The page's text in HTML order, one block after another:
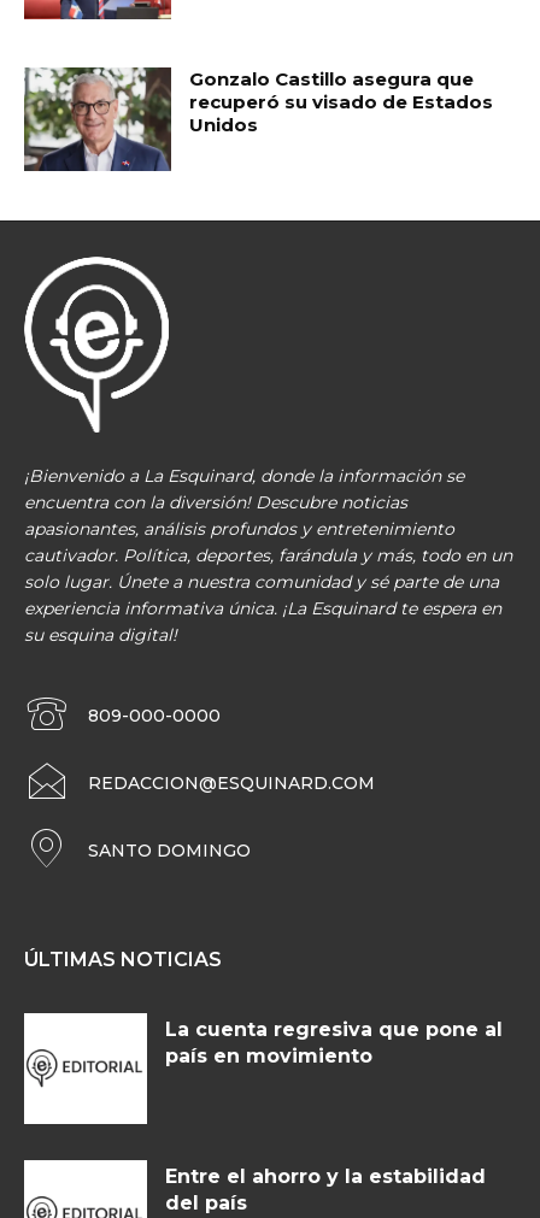
Gonzalo Castillo asegura que
recuperó su visado de Estados
Unidos
¡Bienvenido a La Esquinard, donde la información se
encuentra con la diversión! Descubre noticias
apasionantes, análisis profundos y entretenimiento
cautivador. Política, deportes, farándula y más, todo en un
solo lugar. Únete a nuestra comunidad y sé parte de una
experiencia informativa única. ¡La Esquinard te espera en
su esquina digital!
809-000-0000
REDACCION@ESQUINARD.COM
SANTO DOMINGO
ÚLTIMAS NOTICIAS
La cuenta regresiva que pone al
país en movimiento
Entre el ahorro y la estabilidad
del país